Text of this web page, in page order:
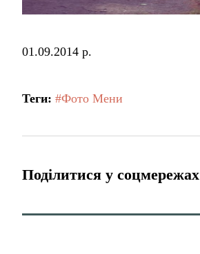
01.09.2014 р.
Теги: #Фото Мени
Поділитися у соцмережах